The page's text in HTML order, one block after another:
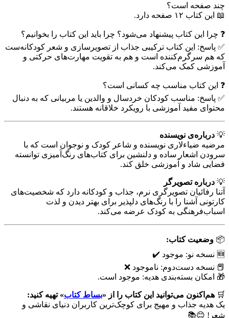
چند صفحه است؟
📖 این کتاب ۱۲ صفحه دارد.
❓ چرا این کتاب پیشنهاد می‌شود؟ چرا باید این کتاب را بخوانیم؟
✅ پاسخ: این کتاب ترکیبی جذاب از تصویرسازی و شعر کودکانه‌ست
که هم سرگرم‌کننده است و هم به تقویت مهارت‌های حرکتی و
آموزشی کمک می‌کند.
❓ این کتاب مناسب چه کسانی است؟
✅ پاسخ: مناسب کودکان خردسال و والدین یا مربیانی که به دنبال
محتوای مفید آموزشی با رویکرد خلاقانه هستند.
💡 درباره‌ی نویسنده
مرضیه ضیاءلاری نویسنده و شاعر کودک و نوجوان است که با
سرودن اشعار ساده و دلنشین برای کتاب‌های رنگ‌آمیزی توانسته
فضایی شاد و آموزشی خلق کند.
💡 درباره تصویرگر
آتنا رفائیان تصویرگری نرم، جذاب و کودکانه دارد که شخصیت‌های
کارتونی آشنا را با رنگ‌های دلپذیر برای بهتر دیدن و لذت
اسباب‌فرهنگی به کودک عرضه می‌کند.
📦 وضعیت کتاب:
🆕 نسخه نو: موجود ✔️
📕 نسخه دست‌دوم: ناموجود ❌
🎁 امکان بسته‌بندی هدیه: موجود است.
🛒 هم‌اکنون می‌توانید این کتاب را از «بساط کتاب» تهیه کنید:
یک هدیه جذاب و مهیج برای کوچک‌ترین کاربران دنیای نقاشی و
شعر! 😊📚